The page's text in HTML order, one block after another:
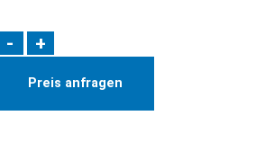
- +
Preis anfragen